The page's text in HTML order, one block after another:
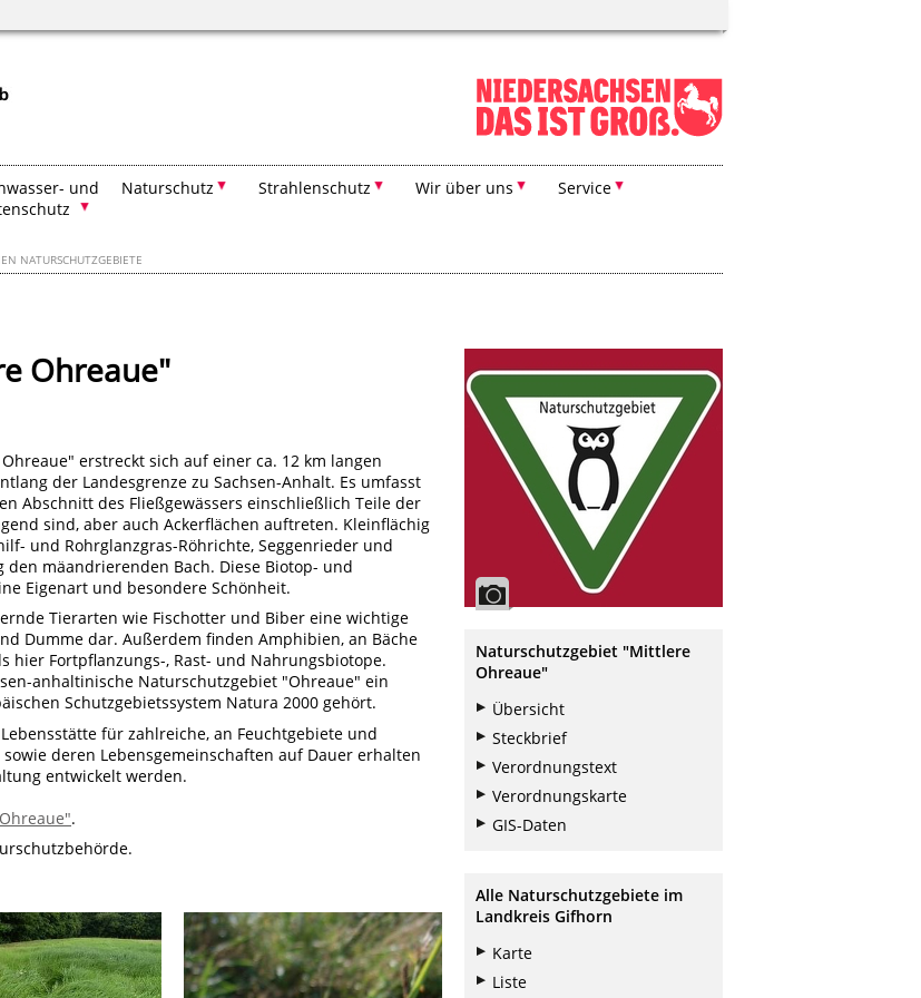
und
Naturschutz Strahlenschutz Wir über uns Service
NATURSCHUTZGEBIETE
Ohreaue"
erstreckt sich auf einer ca. 12 km langen
der Landesgrenze zu Sachsen-Anhalt. Es umfasst
Abschnitt des Fließgewässers einschließlich Teile der
sind, aber auch Ackerflächen auftreten. Kleinflächig
und Rohrglanzgras-Röhrichte, Seggenrieder und
mäandrierenden Bach. Diese Biotop- und
Eigenart und besondere Schönheit.
Tierarten wie Fischotter und Biber eine wichtige
Dumme dar. Außerdem finden Amphibien, an Bäche
hier Fortpflanzungs-, Rast- und Nahrungsbiotope.
anhaltinische Naturschutzgebiet "Ohreaue" ein
Schutzgebietssystem Natura 2000 gehört.
für zahlreiche, an Feuchtgebiete und
deren Lebensgemeinschaften auf Dauer erhalten
entwickelt werden.
.
Naturschutzgebiet "Mittlere
Ohreaue"
Übersicht
Steckbrief
Verordnungstext
Verordnungskarte
GIS-Daten
Alle Naturschutzgebiete im
Landkreis Gifhorn
Karte
Liste